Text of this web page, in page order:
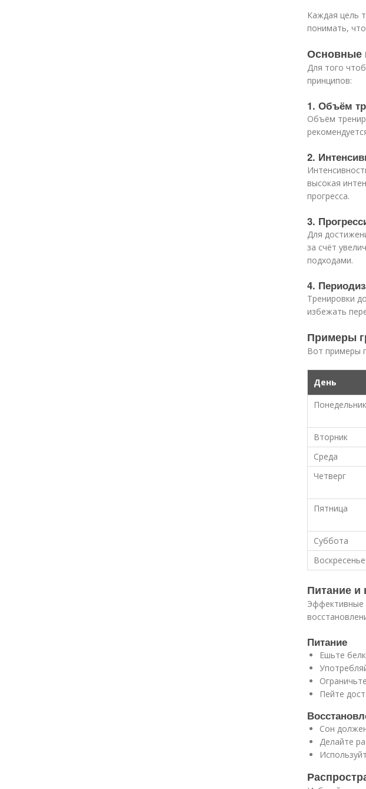
Каждая цель
понимать,
Основные
Для того
принципов:
1. Объём
Объём
2.
высокая
прогресса.
3.
Для
за счёт
подходами.
4.
Тренировки
избежать
Примеры
Вот примеры
День
Понедельник
Вторник
Среда
Четверг
Пятница
Суббота
Воскресенье
Питание и
Эффективные
Питание
Ешьте
Пейте
Сон
Делайте